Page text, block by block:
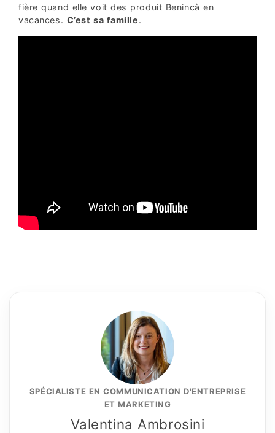
fière quand elle voit des produit Benincà en
vacances. C’est sa famille.
SPÉCIALISTE EN COMMUNICATION D'ENTREPRISE
ET MARKETING
Valentina Ambrosini